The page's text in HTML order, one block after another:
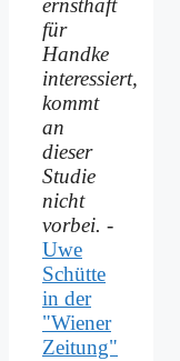
ernsthaft
für
Handke
interessiert,
kommt
an
dieser
Studie
nicht
vorbei. -
Uwe
Schütte
in der
"Wiener
Zeitung"